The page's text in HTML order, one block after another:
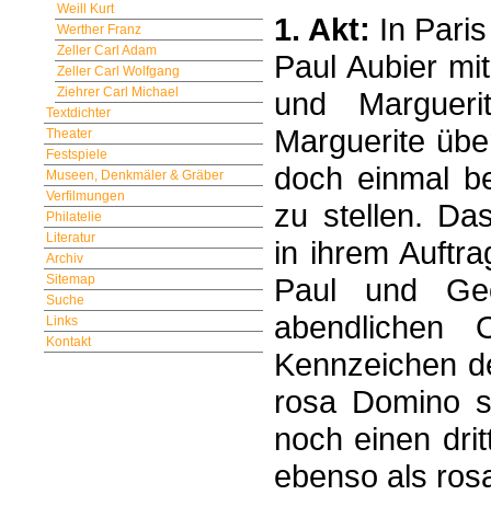
Weill Kurt
Werther Franz
Zeller Carl Adam
Zeller Carl Wolfgang
Ziehrer Carl Michael
Textdichter
Theater
Festspiele
Museen, Denkmäler & Gräber
Verfilmungen
Philatelie
Literatur
Archiv
Sitemap
Suche
Links
Kontakt
1. Akt: In
Paul Aubier
und
Marguerite
doch einmal
zu stellen.
in ihrem
Paul und
abendlichen
Kennzeichen
rosa Domino
noch einen
ebenso als